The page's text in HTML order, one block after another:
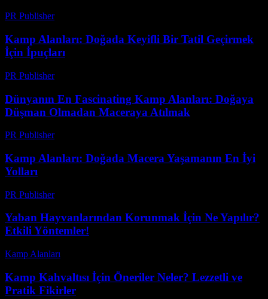
PR Publisher-
Kamp Alanları: Doğada Keyifli Bir Tatil Geçirmek
İçin İpuçları
PR Publisher-
Dünyanın En Fascinating Kamp Alanları: Doğaya
Düşman Olmadan Maceraya Atılmak
PR Publisher-
Kamp Alanları: Doğada Macera Yaşamanın En İyi
Yolları
PR Publisher-
Yaban Hayvanlarından Korunmak İçin Ne Yapılır?
Etkili Yöntemler!
Kamp Alanları
Kamp Kahvaltısı İçin Öneriler Neler? Lezzetli ve
Pratik Fikirler